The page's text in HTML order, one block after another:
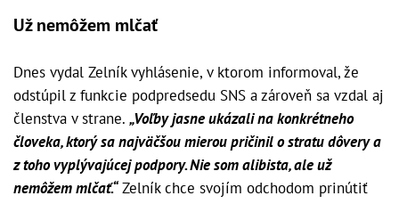
Už nemôžem mlčať
Dnes vydal Zelník vyhlásenie, v ktorom informoval, že
odstúpil z funkcie podpredsedu SNS a zároveň sa vzdal aj
členstva v strane. „Voľby jasne ukázali na konkrétneho
človeka, ktorý sa najväčšou mierou pričinil o stratu dôvery a
z toho vyplývajúcej podpory. Nie som alibista, ale už
nemôžem mlčať.“Zelník chce svojím odchodom prinútiť